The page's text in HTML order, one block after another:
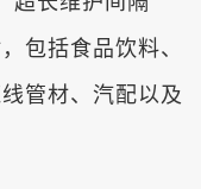
包括食品饮料、
管材、汽配以及